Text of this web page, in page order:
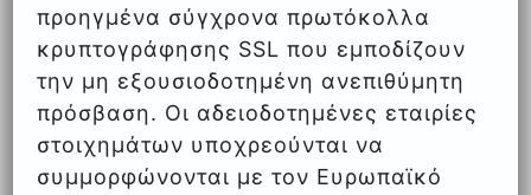
προηγμένα σύγχρονα πρωτόκολλα
κρυπτογράφησης SSL που εμποδίζουν
την μη εξουσιοδοτημένη ανεπιθύμητη
πρόσβαση. Οι αδειοδοτημένες εταιρίες
στοιχημάτων υποχρεούνται να
συμμορφώνονται με τον Ευρωπαϊκό